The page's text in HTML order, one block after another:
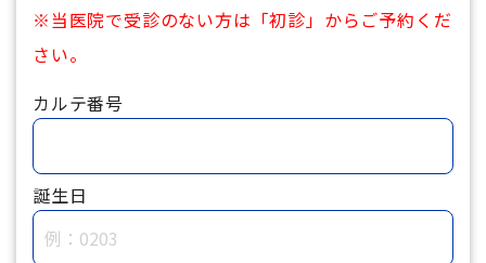
※当医院で受診のない方は「初診」からご予約くだ
さい。
カルテ番号
誕生日